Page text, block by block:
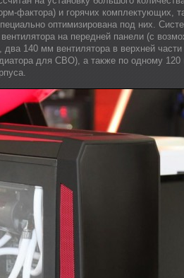
фактора) и горячих комплектующих,
оптимизирована под них.
на передней панели (с
140 мм вентилятора в верхней части
для СВО), а также по одному 120